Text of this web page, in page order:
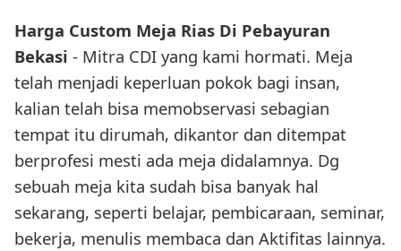
Harga Custom Meja Rias Di Pebayuran
Bekasi - Mitra CDI yang kami hormati. Meja
telah menjadi keperluan pokok bagi insan,
kalian telah bisa memobservasi sebagian
tempat itu dirumah, dikantor dan ditempat
berprofesi mesti ada meja didalamnya. Dg
sebuah meja kita sudah bisa banyak hal
sekarang, seperti belajar, pembicaraan, seminar,
bekerja, menulis membaca dan Aktifitas lainnya.